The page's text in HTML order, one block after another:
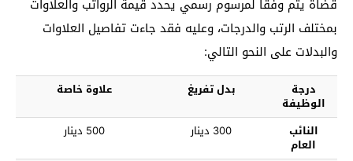
بمختلف الرتب والدرجات، وعليه فقد جاءت تفاصيل العلاوات
والبدلات على النحو التالي:
درجة
الوظيفة
بدل تفريغ علاوة خاصة
النائب
العام
300 دينار 500 دينار